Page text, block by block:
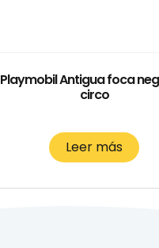
Playmobil Antigua foca
circo
Leer más